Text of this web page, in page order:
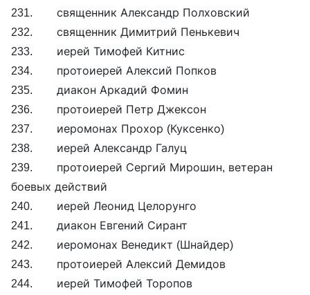
231. священник Александр Полховский
232. священник Димитрий Пенькевич
233. иерей Тимофей Китнис
234. протоиерей Алексий Попков
235. диакон Аркадий Фомин
236. протоиерей Петр Джексон
237. иеромонах Прохор (Куксенко)
238. иерей Александр Галуц
239. протоиерей Сергий Мирошин, ветеран
боевых действий
240. иерей Леонид Целорунго
241. диакон Евгений Сирант
242. иеромонах Венедикт (Шнайдер)
243. протоиерей Алексий Демидов
244. иерей Тимофей Торопов